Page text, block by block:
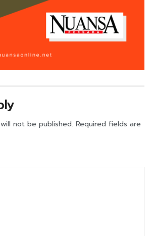
not be published. Required fields are